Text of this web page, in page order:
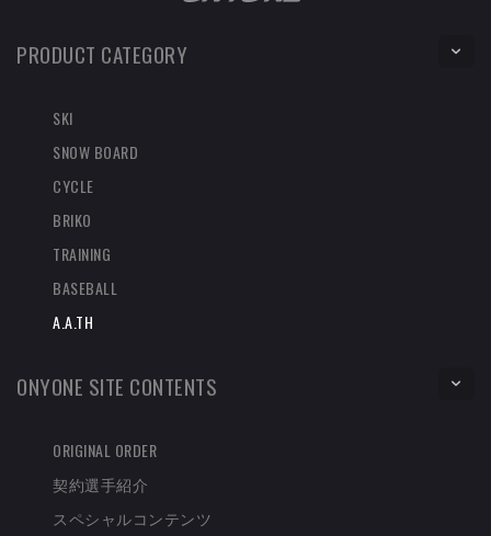
PRODUCT CATEGORY
SKI
SNOW BOARD
CYCLE
BRIKO
TRAINING
BASEBALL
A.A.TH
ONYONE SITE CONTENTS
ORIGINAL ORDER
契約選手紹介
スペシャルコンテンツ